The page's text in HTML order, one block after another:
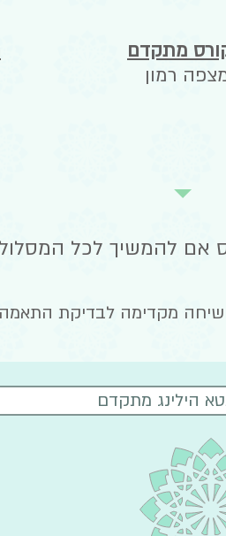
מתקדם
אם להמשיך לכל המסלול
מקדימה לבדיקת התאמה
הילינג מתקדם